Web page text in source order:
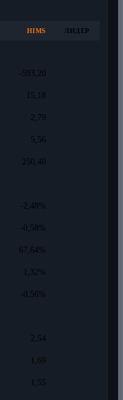
HIMS ЛИДЕР
-593,20
15,18
2,79
5,56
250,40
-2,48%
-0,58%
67,64%
1,32%
-0,56%
2,54
1,69
1,55